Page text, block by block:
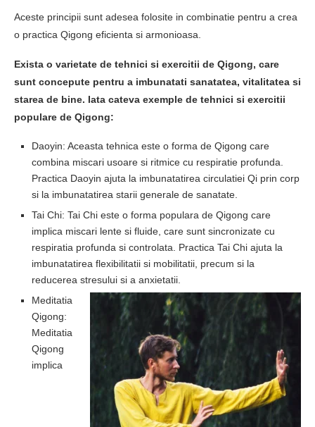
Aceste principii sunt adesea folosite in combinatie pentru a crea
o practica Qigong eficienta si armonioasa.
Exista o varietate de tehnici si exercitii de Qigong, care
sunt concepute pentru a imbunatati sanatatea, vitalitatea si
starea de bine. Iata cateva exemple de tehnici si exercitii
populare de Qigong:
Daoyin: Aceasta tehnica este o forma de Qigong care
combina miscari usoare si ritmice cu respiratie profunda.
Practica Daoyin ajuta la imbunatatirea circulatiei Qi prin corp
si la imbunatatirea starii generale de sanatate.
Tai Chi: Tai Chi este o forma populara de Qigong care
implica miscari lente si fluide, care sunt sincronizate cu
respiratia profunda si controlata. Practica Tai Chi ajuta la
imbunatatirea flexibilitatii si mobilitatii, precum si la
reducerea stresului si a anxietatii.
Meditatia
Qigong:
Meditatia
Qigong
implica